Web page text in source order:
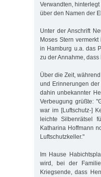
Verwandten, hinterlegt
über den Namen der
Unter der Anschrift
Moses Stern
in Hamburg u.a. das
zu der Annahme,
Über die Zeit,
und Erinnerungen
dahin unbekannter
Verbeugung grüßte:
war im [Luftschutz-]
leichte Silbenrätsel
Katharina Hoffmann
Luftschutzkeller."
Im Hause
wird, bei der
Kriegsende, dass